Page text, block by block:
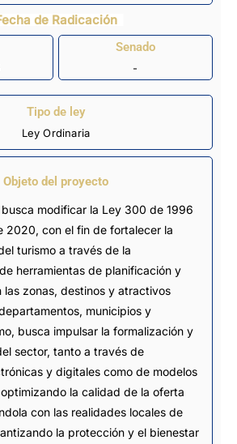
de Radicación
Senado
-
Tipo de ley
Ley Ordinaria
Objeto del proyecto
modificar la Ley 300 de 1996
2020, con el fin de fortalecer la
turismo a través de la
herramientas de planificación y
las zonas, destinos y atractivos
municipios y
busca impulsar la formalización y
sector, tanto a través de
y digitales como de modelos
la calidad de la oferta
con las realidades locales de
la protección y el bienestar